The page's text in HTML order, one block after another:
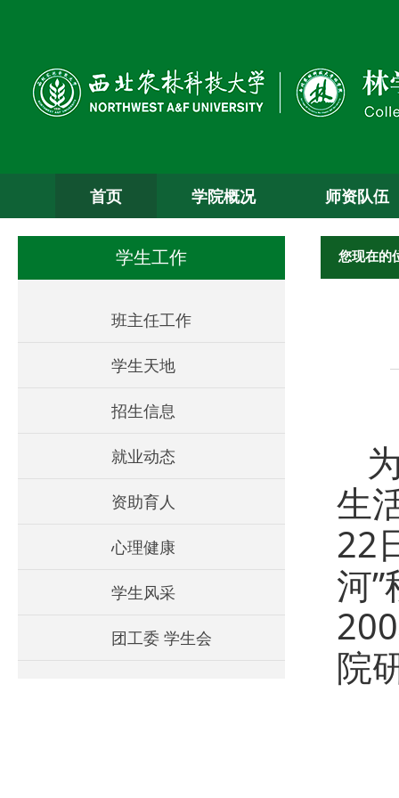
首页 学院概况 师资队伍
学生工作
班主任工作
学生天地
招生信息
就业动态
资助育人
心理健康
学生风采
团工委 学生会
您现在的
生
22
河
院